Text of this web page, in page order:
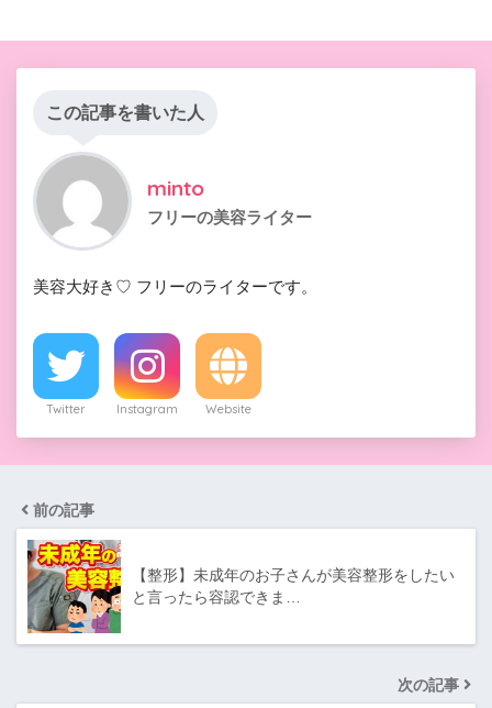
この記事を書いた人
minto
フリーの美容ライター
美容大好き♡ フリーのライターです。
Twitter Instagram Website
前の記事
【整形】未成年のお子さんが美容整形をしたい
と言ったら容認できま…
次の記事